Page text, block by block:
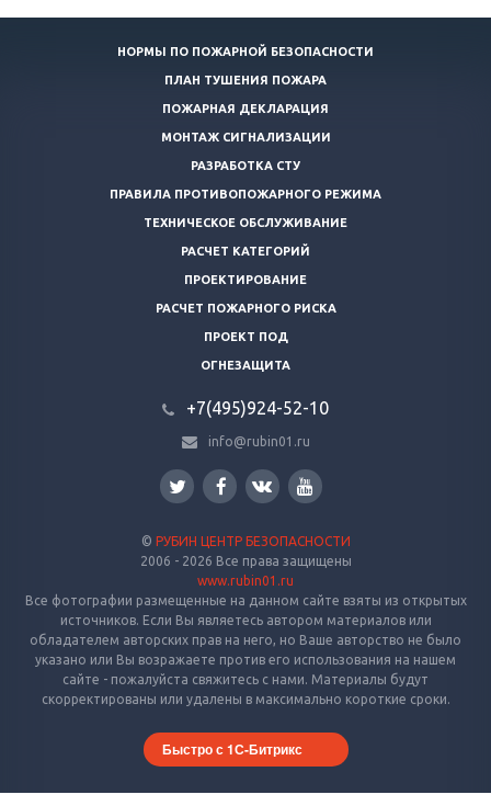
НОРМЫ ПО ПОЖАРНОЙ БЕЗОПАСНОСТИ
ПЛАН ТУШЕНИЯ ПОЖАРА
ПОЖАРНАЯ ДЕКЛАРАЦИЯ
МОНТАЖ СИГНАЛИЗАЦИИ
РАЗРАБОТКА СТУ
ПРАВИЛА ПРОТИВОПОЖАРНОГО РЕЖИМА
ТЕХНИЧЕСКОЕ ОБСЛУЖИВАНИЕ
РАСЧЕТ КАТЕГОРИЙ
ПРОЕКТИРОВАНИЕ
РАСЧЕТ ПОЖАРНОГО РИСКА
ПРОЕКТ ПОД
ОГНЕЗАЩИТА
+7(495)924-52-10
info@rubin01.ru
© РУБИН ЦЕНТР БЕЗОПАСНОСТИ
2006 - 2026 Все права защищены
www.rubin01.ru
Все фотографии размещенные на данном сайте взяты из открытых
источников. Если Вы являетесь автором материалов или
обладателем авторских прав на него, но Ваше авторство не было
указано или Вы возражаете против его использования на нашем
сайте - пожалуйста свяжитесь с нами. Материалы будут
скорректированы или удалены в максимально короткие сроки.
Быстро с 1С-Битрикс